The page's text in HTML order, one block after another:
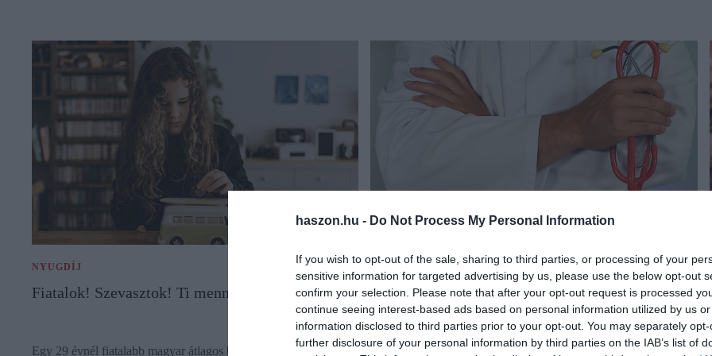
haszon.hu - Do Not Process My Personal Information
If you wish to opt-out of the sale, sharing to third parties, or processing of your
sensitive information for targeted advertising by us, please use the below opt-out
confirm your selection. Please note that after your opt-out request is processed
continue seeing interest-based ads based on personal information utilized by us
information disclosed to third parties prior to your opt-out. You may separately
further disclosure of your personal information by third parties on the IAB’s list of
NYUGDÍJ
Fiatalok! Szevasztok! Ti mennyit spóroltok?
Egy 29 évnél fiatalabb magyar átlagos bevétele 126 ezer forint
NYUGDÍJ
Inkább ne légy beteg! Kevés a háziorvos...
Kevés a háziorvos Magyarországon és köztük is egyre több az